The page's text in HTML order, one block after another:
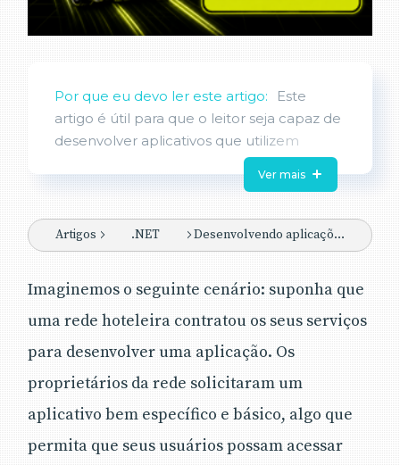
Por que eu devo ler este artigo:
Este
artigo é útil para que o leitor seja capaz de
desenvolver aplicativos que utilizem
recursos de mapas, tais como: indicação
de rotas, marcação de pontos,
atual, entre outros, utilizando o Bing Maps
API da Microsoft. Ele tratará de forma
fazendo com que seja possível
desenvolver os seus próprios sistemas
com recursos de GPS, ou simplesmente
uma apresentação de mapas em seus
aplicativos, os quais podem ser adaptados
para os mais diversos fins, como
localização, etc.
Ver mais
Artigos .NET Desenvolvendo aplicações Windows Universal com a Bing API
Imaginemos o seguinte cenário: suponha que
uma rede hoteleira contratou os seus serviços
para desenvolver uma aplicação. Os
proprietários da rede solicitaram um
aplicativo bem específico e básico, algo que
permita que seus usuários possam acessar